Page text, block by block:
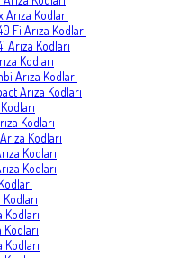
Kodları
Fi Arıza Kodları
Arıza Kodları
Kodları
Arıza Kodları
Arıza Kodları
Kodları
Kodları
Kodları
Kodları
Kodları
Kodları
Kodları